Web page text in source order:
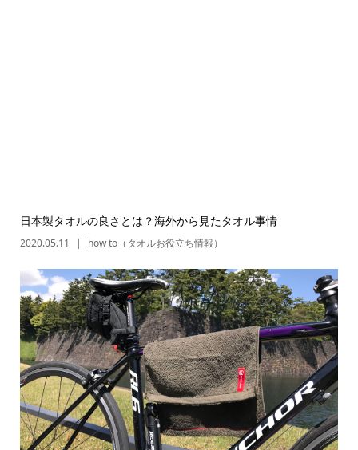
日本製タオルの良さとは？海外から見たタオル事情
2020.05.11 how to（タオルお役立ち情報）